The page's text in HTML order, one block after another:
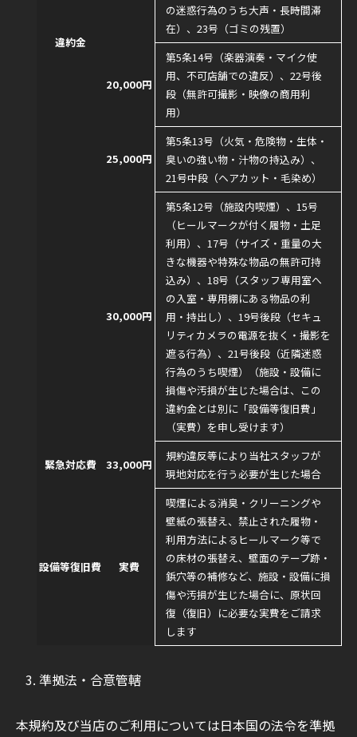
違約金
の迷惑行為のうち大声・長時間滞
在）、23号（ゴミの残置）
20,000円
第5条14号（楽器演奏・マイク使
用、不可店舗での違反）、22号後
段（無許可撮影・映像の商用利
用）
25,000円
第5条13号（火気・危険物・生体・
臭いの強い物・汁物の持込み）、
21号中段（ヘアカット・毛染め）
30,000円
第5条12号（施設内喫煙）、15号
（ヒールマークが付く履物・土足
利用）、17号（サイズ・重量の大
きな機器や特殊な物品の無許可持
込み）、18号（スタッフ専用室へ
の入室・専用棚にある物品の利
用・持出し）、19号後段（セキュ
リティカメラの電源を抜く・撮影を
遮る行為）、21号後段（近隣迷惑
行為のうち喫煙）（施設・設備に
損傷や汚損が生じた場合は、この
違約金とは別に「設備等復旧費」
（実費）を申し受けます）
緊急対応費 33,000円
規約違反等により当社スタッフが
現地対応を行う必要が生じた場合
設備等復旧費 実費
喫煙による消臭・クリーニングや
壁紙の張替え、禁止された履物・
利用方法によるヒールマーク等で
の床材の張替え、壁面のテープ跡・
鋲穴等の補修など、施設・設備に損
傷や汚損が生じた場合に、原状回
復（復旧）に必要な実費をご請求
します
準拠法・合意管轄
本規約及び当店のご利用については日本国の法令を準拠